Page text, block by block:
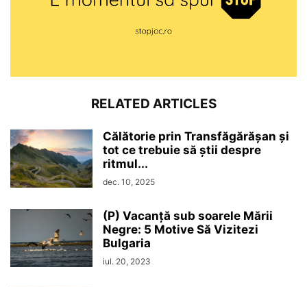
RELATED ARTICLES
Călătorie prin Transfăgărășan și
tot ce trebuie să știi despre
ritmul...
dec. 10, 2025
(P) Vacanță sub soarele Mării
Negre: 5 Motive Să Vizitezi
Bulgaria
iul. 20, 2023